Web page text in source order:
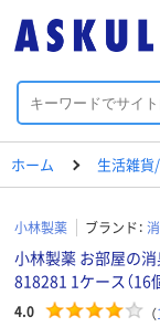
ホーム 生活雑貨
小林製薬 ブランド：
小林製薬 お部屋の
818281 1ケース（16
4.0 （